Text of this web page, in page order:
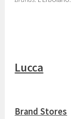
Lucca
Brand Stores